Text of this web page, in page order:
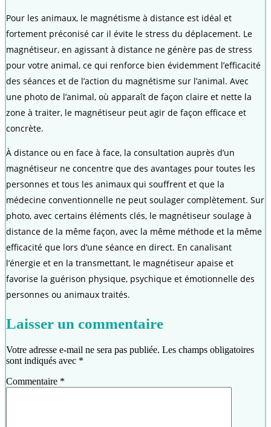
Pour les animaux, le magnétisme à distance est idéal et
fortement préconisé car il évite le stress du déplacement. Le
magnétiseur, en agissant à distance ne génère pas de stress
pour votre animal, ce qui renforce bien évidemment l’efficacité
des séances et de l’action du magnétisme sur l’animal. Avec
une photo de l’animal, où apparaît de façon claire et nette la
zone à traiter, le magnétiseur peut agir de façon efficace et
concrète.
À distance ou en face à face, la consultation auprès d’un
magnétiseur ne concentre que des avantages pour toutes les
personnes et tous les animaux qui souffrent et que la
médecine conventionnelle ne peut soulager complètement. Sur
photo, avec certains éléments clés, le magnétiseur soulage à
distance de la même façon, avec la même méthode et la même
efficacité que lors d’une séance en direct. En canalisant
l’énergie et en la transmettant, le magnétiseur apaise et
favorise la guérison physique, psychique et émotionnelle des
personnes ou animaux traités.
Laisser un commentaire
Votre adresse e-mail ne sera pas publiée. Les champs obligatoires
sont indiqués avec *
Commentaire *